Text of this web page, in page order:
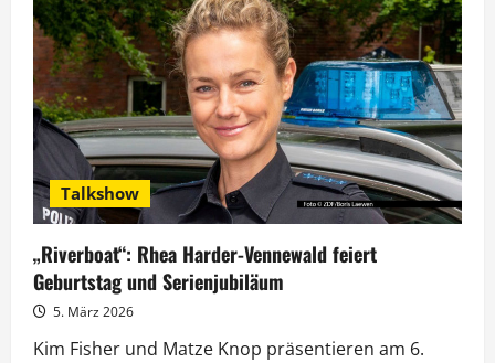
nach
der
Wahl:
„Maischberger“
zur
Lage
im
Ländle
Talkshow
„Riverboat“: Rhea Harder-Vennewald feiert
Geburtstag und Serienjubiläum
5. März 2026
Kim Fisher und Matze Knop präsentieren am 6.